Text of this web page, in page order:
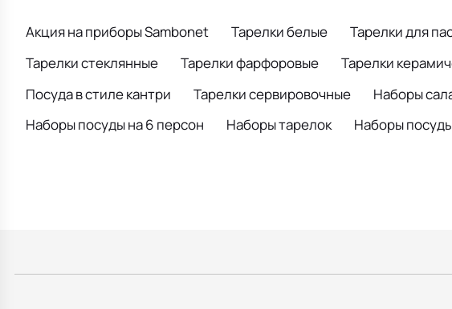
Акция на приборы Sambonet Тарелки белые Тарелки для
Тарелки стеклянные
Тарелки фарфоровые Тарелки
Посуда в стиле кантри
Тарелки сервировочные Наборы
Наборы посуды на 6 персон
Наборы тарелок Наборы